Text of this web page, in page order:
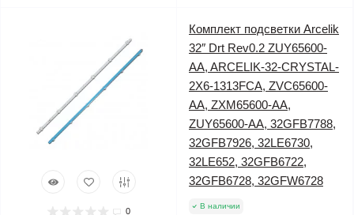
0
Комплект подсветки Arcelik
32″ Drt Rev0.2 ZUY65600-
AA, ARCELIK-32-CRYSTAL-
2X6-1313FCA, ZVC65600-
AA, ZXM65600-AA,
ZUY65600-AA, 32GFB7788,
32GFB7926, 32LE6730,
32LE652, 32GFB6722,
32GFB6728, 32GFW6728
В наличии